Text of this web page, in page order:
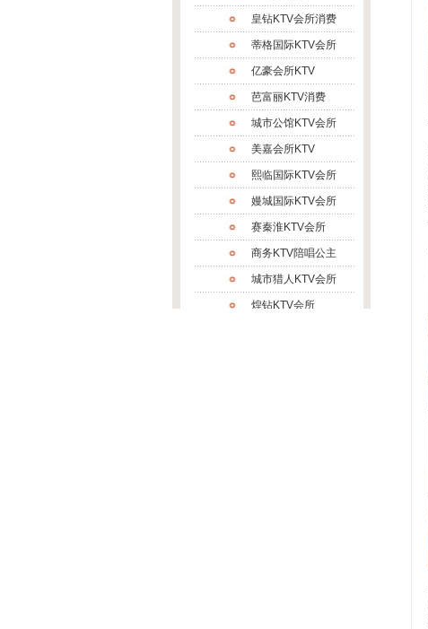
皇钻KTV会所消费
蒂格国际KTV会所
亿豪会所KTV
芭富丽KTV消费
城市公馆KTV会所
美嘉会所KTV
熙临国际KTV会所
嫚城国际KTV会所
赛秦淮KTV会所
商务KTV陪唱公主
城市猎人KTV会所
煌钻KTV会所